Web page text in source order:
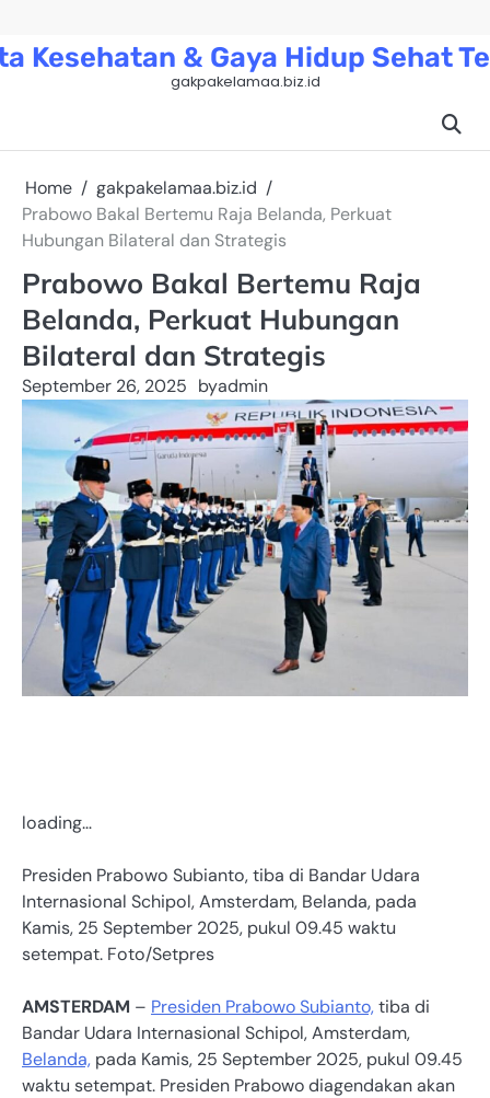
content
Kesehatan & Gaya Hidup Sehat
gakpakelamaa.biz.id
Home
gakpakelamaa.biz.id
Prabowo Bakal Bertemu Raja Belanda, Perkuat
Hubungan Bilateral dan Strategis
Prabowo Bakal Bertemu Raja
Belanda, Perkuat Hubungan
Bilateral dan Strategis
September 26, 2025 byadmin
loading…
Presiden Prabowo Subianto, tiba di Bandar Udara
Internasional Schipol, Amsterdam, Belanda, pada
Kamis, 25 September 2025, pukul 09.45 waktu
setempat. Foto/Setpres
AMSTERDAM – Presiden Prabowo Subianto,tiba di
Bandar Udara Internasional Schipol, Amsterdam,
Belanda, pada Kamis, 25 September 2025, pukul 09.45
waktu setempat. Presiden Prabowo diagendakan akan